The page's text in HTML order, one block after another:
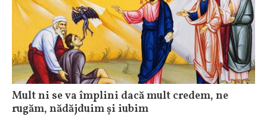
Mult ni se va împlini dacă mult credem, ne
rugăm, nădăjduim și iubim